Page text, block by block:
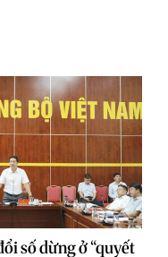
số dừng ở “quyết